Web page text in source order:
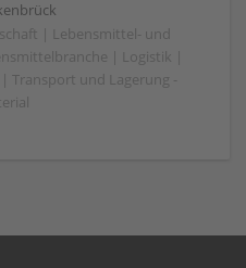
| Lebensmittel- und
| Logistik |
Transport und Lagerung -